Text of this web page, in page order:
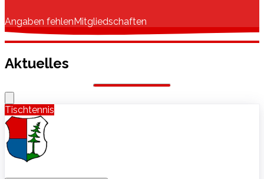
Angaben fehlenMitgliedschaften
Aktuelles
Tischtennis